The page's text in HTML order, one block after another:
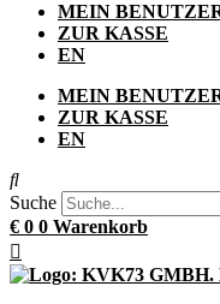
MEIN
ZUR KASSE
EN
MEIN
ZUR KASSE
EN
Suche
€ 0 0 Warenkorb